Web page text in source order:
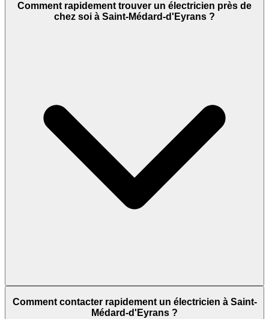
Comment rapidement trouver un électricien près de
chez soi à Saint-Médard-d'Eyrans ?
Comment contacter rapidement un électricien à Saint-
Médard-d'Eyrans ?